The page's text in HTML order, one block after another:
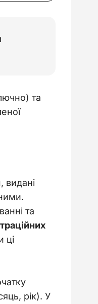
та
видані
та
ці
рік). У